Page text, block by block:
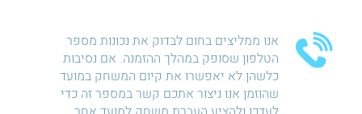
אנו ממליצים בחום לבדוק את נכונות מספר
הטלפון שסופק במהלך ההזמנה. אם נסיבות
כלשהן לא יאפשרו את קיום המשחק במועד
שהוזמן אנו ניצור אתכם קשר במספר זה כדי